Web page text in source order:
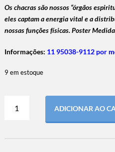
Os chacras são nossos “órgãos
eles captam a energia vital e a
nossas funções físicas.Poster
Informações: 11 95038-9112 por
9 em estoque
ADICIONAR AO